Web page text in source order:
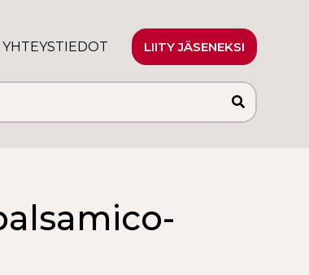
YHTEYSTIEDOT LIITY JÄSENEKSI